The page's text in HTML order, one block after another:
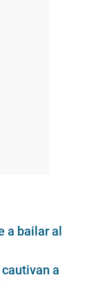
a bailar al
cautivan a